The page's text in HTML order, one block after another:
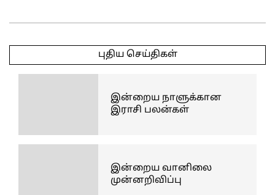
04-
புதிய செய்திகள்
இன்றைய நாளுக்கான
இராசி பலன்கள்
இன்றைய வானிலை
முன்னறிவிப்பு